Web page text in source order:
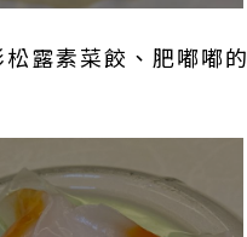
露素菜餃、肥嘟嘟的